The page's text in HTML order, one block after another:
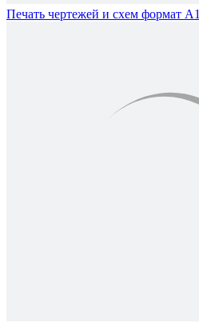
Печать чертежей и схем формат А1